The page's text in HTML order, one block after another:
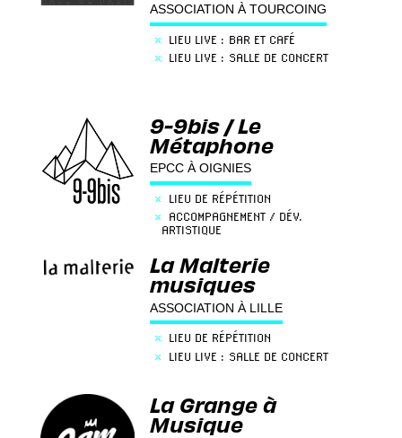
ASSOCIATION À TOURCOING
× LIEU LIVE : BAR ET CAFÉ
× LIEU LIVE : SALLE DE CONCERT
9-9bis / Le
Métaphone
EPCC À OIGNIES
× LIEU DE RÉPÉTITION
× ACCOMPAGNEMENT / DÉV.
ARTISTIQUE
×PROD LIVE : ORGANISATEUR
×LIEU LIVE : SALLE DE CONCERT
×MÉDIATION / ACTION CULTURELLE
La Malterie
musiques
ASSOCIATION À LILLE
× LIEU DE RÉPÉTITION
× LIEU LIVE : SALLE DE CONCERT
La Grange à
Musique